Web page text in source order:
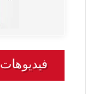
فيديوهات